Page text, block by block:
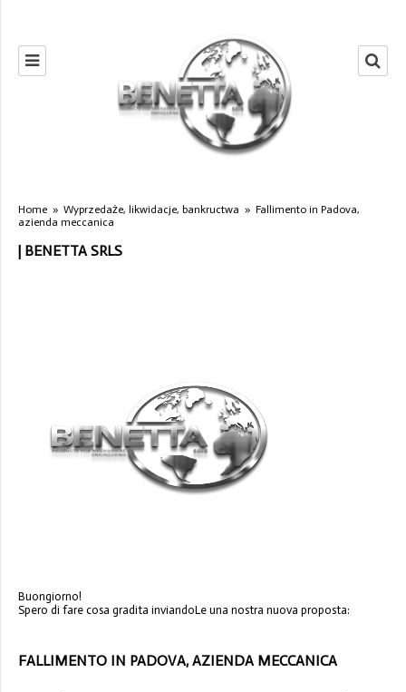
Home » Wyprzedaże, likwidacje, bankructwa » Fallimento in Padova,
azienda meccanica
| BENETTA SRLS
Buongiorno!
Spero di fare cosa gradita inviandoLe una nostra nuova proposta:
FALLIMENTO IN PADOVA, AZIENDA MECCANICA